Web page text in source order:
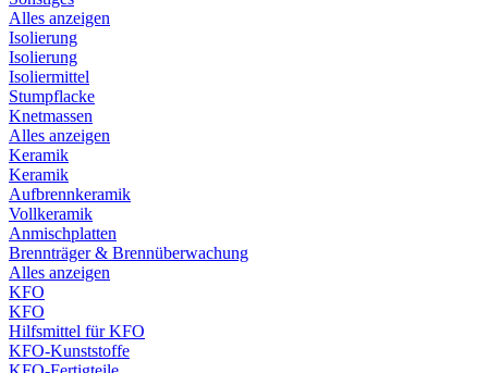
Alles anzeigen
Isolierung
Isolierung
Isoliermittel
Stumpflacke
Knetmassen
Alles anzeigen
Keramik
Keramik
Aufbrennkeramik
Vollkeramik
Anmischplatten
Brennträger & Brennüberwachung
Alles anzeigen
KFO
KFO
Hilfsmittel für KFO
KFO-Kunststoffe